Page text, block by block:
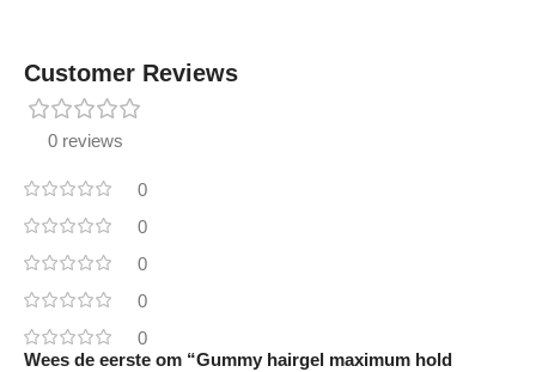
Customer Reviews
0 reviews
0
0
0
0
0
Wees de eerste om “Gummy hairgel maximum hold